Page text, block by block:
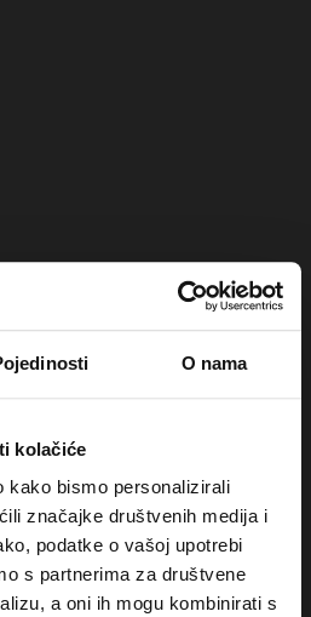
O nama
kolačiće
kako bismo personalizirali
značajke društvenih medija i
podatke o vašoj upotrebi
s partnerima za društvene
a oni ih mogu kombinirati s